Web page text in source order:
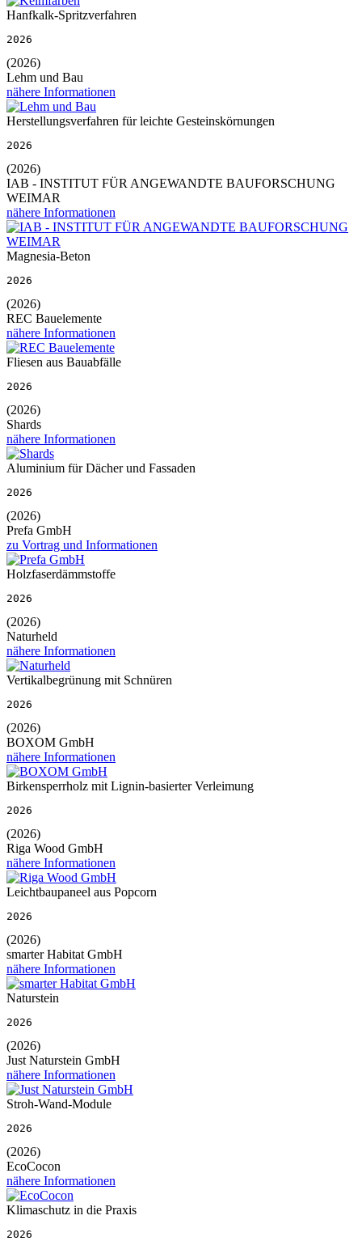
Hanfkalk-Spritzverfahren
2026
(2026)
Lehm und Bau
nähere Informationen
Herstellungsverfahren für leichte Gesteinskörnungen
2026
(2026)
IAB - INSTITUT FÜR ANGEWANDTE BAUFORSCHUNG
WEIMAR
nähere Informationen
Magnesia-Beton
2026
(2026)
REC Bauelemente
nähere Informationen
Fliesen aus Bauabfälle
2026
(2026)
Shards
nähere Informationen
Aluminium für Dächer und Fassaden
2026
(2026)
Prefa GmbH
zu Vortrag und Informationen
Holzfaserdämmstoffe
2026
(2026)
Naturheld
nähere Informationen
Vertikalbegrünung mit Schnüren
2026
(2026)
BOXOM GmbH
nähere Informationen
Birkensperrholz mit Lignin-basierter Verleimung
2026
(2026)
Riga Wood GmbH
nähere Informationen
Leichtbaupaneel aus Popcorn
2026
(2026)
smarter Habitat GmbH
nähere Informationen
Naturstein
2026
(2026)
Just Naturstein GmbH
nähere Informationen
Stroh-Wand-Module
2026
(2026)
EcoCocon
nähere Informationen
Klimaschutz in die Praxis
2026